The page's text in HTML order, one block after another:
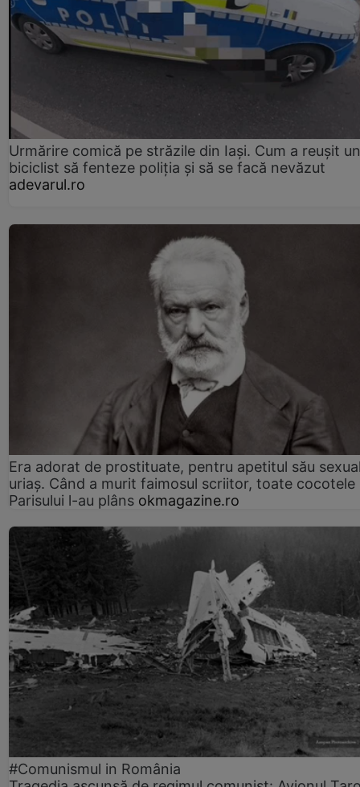
Urmărire comică pe străzile din Iași. Cum a reușit un
biciclist să fenteze poliția și să se facă nevăzut
adevarul.ro
Era adorat de prostituate, pentru apetitul său
uriaș. Când a murit faimosul scriitor, toate cocotele
Parisului l-au plâns okmagazine.ro
#Comunismul in România